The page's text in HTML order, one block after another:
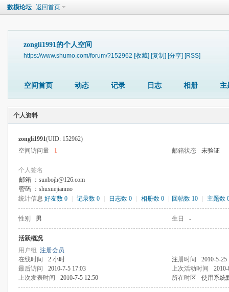
数模论坛 返回首页
zongli1991的个人空间
https://www.shumo.com/forum/?152962 [收藏] [复制] [分享] [RSS]
空间首页 动态 记录 日志 相册 主
个人资料
zongli1991(UID: 152962)
空间访问量
1 邮箱状态 未验证
个人签名
邮箱 ：sunbojh@126.com
密码 ：shuxuejianmo
统计信息 好友数 0 记录数 0 日志数 0 相册数 0 回帖数 10 主题数
性别 男 生日 -
活跃概况
用户组 注册会员
在线时间
2 小时 注册时间
2010-5-25
最后访问
2010-7-5 17:03 上次活动时间
上次发表时间
2010-7-5 12:50 所在时区 使用系统